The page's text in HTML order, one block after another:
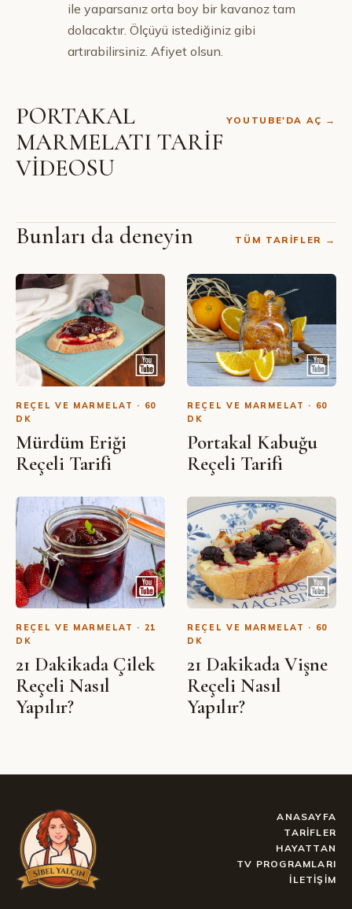
ile yaparsanız orta boy bir kavanoz tam
dolacaktır. Ölçüyü istediğiniz gibi
artırabilirsiniz. Afiyet olsun.
PORTAKAL
MARMELATI TARİF
VİDEOSU
YOUTUBE'DA AÇ →
SIBEL YALÇIN · YOUTUBE
Portakal Marmelatı Nasıl
Yapılır?
Bunları da deneyin TÜM TARIFLER →
REÇEL VE MARMELAT · 60
DK
Mürdüm Eriği
Reçeli Tarifi
REÇEL VE MARMELAT · 60
DK
Portakal Kabuğu
Reçeli Tarifi
REÇEL VE MARMELAT · 21
DK
21 Dakikada Çilek
Reçeli Nasıl
Yapılır?
REÇEL VE MARMELAT · 60
DK
21 Dakikada Vişne
Reçeli Nasıl
Yapılır?
ANASAYFA
TARIFLER
HAYATTAN
TV PROGRAMLARI
İLETIŞIM